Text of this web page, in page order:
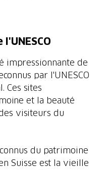
impressionnante de
par l'UNESCO
Ces sites
et la beauté
visiteurs du
du patrimoine
Suisse est la vieille